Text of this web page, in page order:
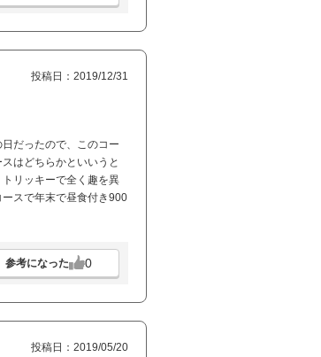
投稿日：2019/12/31
だったので、このコー
はどちらかといいうと
リッキーで全く趣を異
スで年末で昼食付き900
参考になった 0
投稿日：2019/05/20